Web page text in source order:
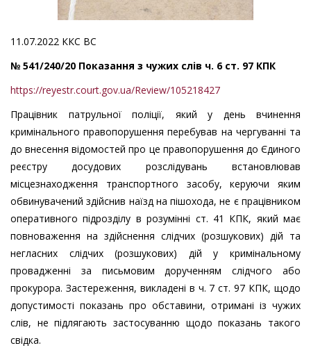
11.07.2022 ККС ВС
№ 541/240/20 Показання з чужих слів ч. 6 ст. 97 КПК
https://reyestr.court.gov.ua/Review/105218427
Працівник патрульної поліції, який у день вчинення
кримінального правопорушення перебував на чергуванні та
до внесення відомостей про це правопорушення до Єдиного
реєстру досудових розслідувань встановлював
місцезнаходження транспортного засобу, керуючи яким
обвинувачений здійснив наїзд на пішохода, не є працівником
оперативного підрозділу в розумінні ст. 41 КПК, який має
повноваження на здійснення слідчих (розшукових) дій та
негласних слідчих (розшукових) дій у кримінальному
провадженні за письмовим дорученням слідчого або
прокурора. Застереження, викладені в ч. 7 ст. 97 КПК, щодо
допустимості показань про обставини, отримані із чужих
слів, не підлягають застосуванню щодо показань такого
свідка.